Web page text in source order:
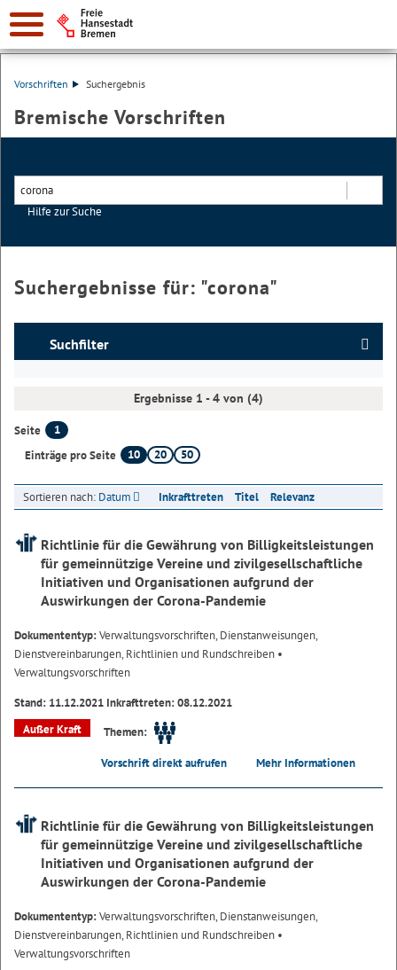
Vorschriften Suchergebnis
Bremische Vorschriften
Hilfe zur Suche
Suchergebnisse für: "corona"
Suchfilter
Ergebnisse 1 - 4 von (4)
Seite
1
Einträge pro Seite
10 20 50
Sortieren nach: Datum Inkrafttreten Titel Relevanz
Richtlinie für die Gewährung von Billigkeitsleistungen
für gemeinnützige Vereine und zivilgesellschaftliche
Initiativen und Organisationen aufgrund der
Auswirkungen der Corona-Pandemie
Dokumententyp:Verwaltungsvorschriften, Dienstanweisungen,
Dienstvereinbarungen, Richtlinien und Rundschreiben •
Verwaltungsvorschriften
Stand: 11.12.2021 Inkrafttreten: 08.12.2021
Außer Kraft
Themen:
Vorschrift direkt aufrufen Mehr Informationen
Richtlinie für die Gewährung von Billigkeitsleistungen
für gemeinnützige Vereine und zivilgesellschaftliche
Initiativen und Organisationen aufgrund der
Auswirkungen der Corona-Pandemie
Dokumententyp:Verwaltungsvorschriften, Dienstanweisungen,
Dienstvereinbarungen, Richtlinien und Rundschreiben •
Verwaltungsvorschriften